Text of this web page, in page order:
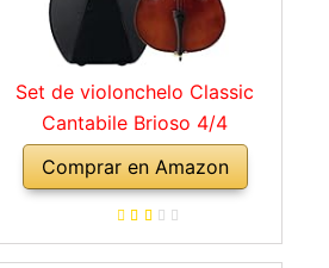
Set de violonchelo Classic
Cantabile Brioso 4/4
Comprar en Amazon